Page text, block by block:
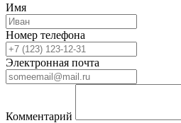
Имя
Номер телефона
Электронная почта
Комментарий